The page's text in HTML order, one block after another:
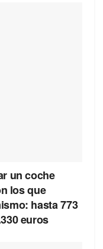
un coche
los que
hasta 773
euros